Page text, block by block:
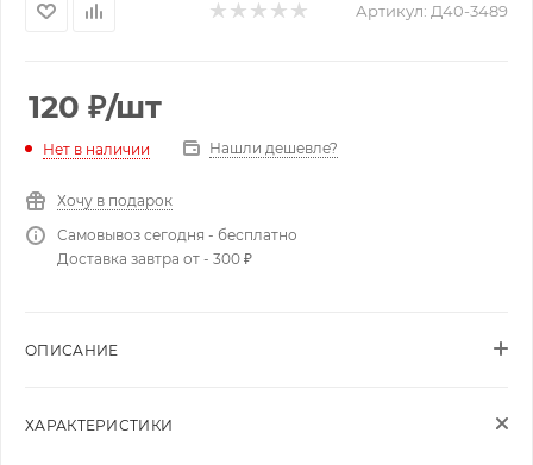
Артикул: Д40-3489
120 ₽/шт
Нет в наличии Нашли дешевле?
Хочу в подарок
Самовывоз сегодня - бесплатно
Доставка завтра от - 300 ₽
ОПИСАНИЕ
ХАРАКТЕРИСТИКИ